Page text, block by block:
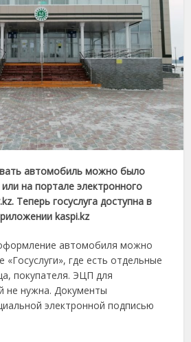
автомобиль можно было
на портале электронного
Теперь госуслуга доступна в
kaspi.kz
автомобиля можно
«Госуслуги», где есть отдельные
покупателя. ЭЦП для
не нужна. Документы
электронной подписью